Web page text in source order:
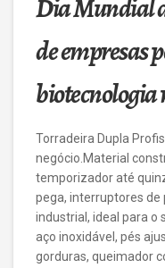
Dia Mundial
de empresas
biotecnologia
Torradeira Dupla
negócio.Material
temporizador até
pega, interruptores de
industrial, ideal para o
aço inoxidável, pés
gorduras, queimador